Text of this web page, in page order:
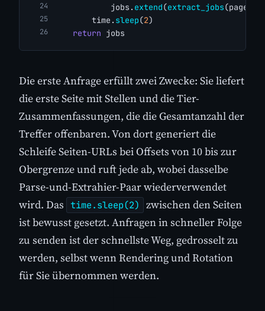
            jobs.
extend(extract_jobs(page[
        time.
sleep(2)
return jobs
Die erste Anfrage erfüllt zwei Zwecke: Sie liefert
die erste Seite mit Stellen und die Tier-
Zusammenfassungen, die die Gesamtanzahl der
Treffer offenbaren. Von dort generiert die
Schleife Seiten-URLs bei Offsets von 10 bis zur
Obergrenze und ruft jede ab, wobei dasselbe
Parse-und-Extrahier-Paar wiederverwendet
wird. Das time.sleep(2)
zwischen den Seiten
ist bewusst gesetzt. Anfragen in schneller Folge
zu senden ist der schnellste Weg, gedrosselt zu
werden, selbst wenn Rendering und Rotation
für Sie übernommen werden.